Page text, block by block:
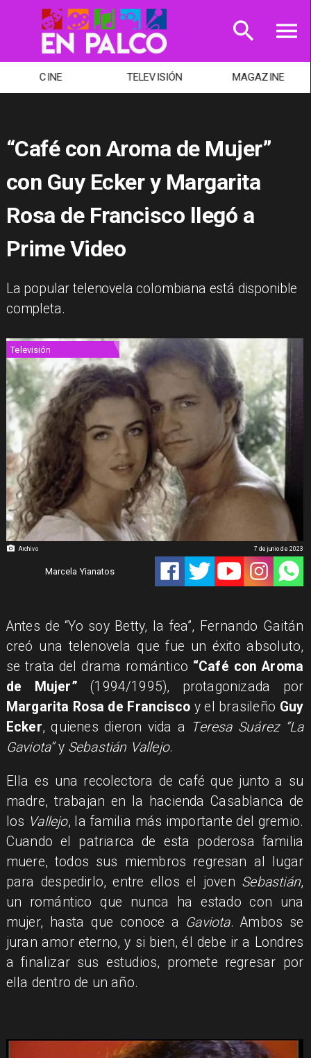
CINE TELEVISIÓN MAGAZINE
“Café con Aroma de Mujer”
con Guy Ecker y Margarita
Rosa de Francisco llegó a
Prime Video
La popular telenovela colombiana está disponible
completa.
Archivo
Televisión
Marcela Yianatos
7 de junio de 2023
Antes de “Yo soy Betty, la fea”, Fernando Gaitán
creó una telenovela que fue un éxito absoluto,
se trata del drama romántico “Café con Aroma
de Mujer”(1994/1995), protagonizada por
Margarita Rosa de Francisco y el brasileño Guy
Ecker, quienes dieron vida a Teresa Suárez “La
Gaviota”y Sebastián Vallejo.
Ella es una recolectora de café que junto a su
madre, trabajan en la hacienda Casablanca de
los Vallejo, la familia más importante del gremio.
Cuando el patriarca de esta poderosa familia
muere, todos sus miembros regresan al lugar
para despedirlo, entre ellos el joven Sebastián,
un romántico que nunca ha estado con una
mujer, hasta que conoce a Gaviota. Ambos se
juran amor eterno, y si bien, él debe ir a Londres
a finalizar sus estudios, promete regresar por
ella dentro de un año.